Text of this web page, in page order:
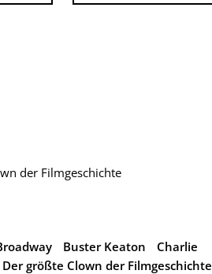
der Filmgeschichte
Buster Keaton
Charlie
Der größte Clown der Filmgeschichte